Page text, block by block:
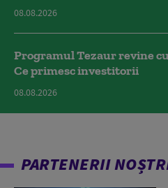
08.08.2026
Programul Tezaur revine
Ce primesc investitorii
08.08.2026
PARTENERII